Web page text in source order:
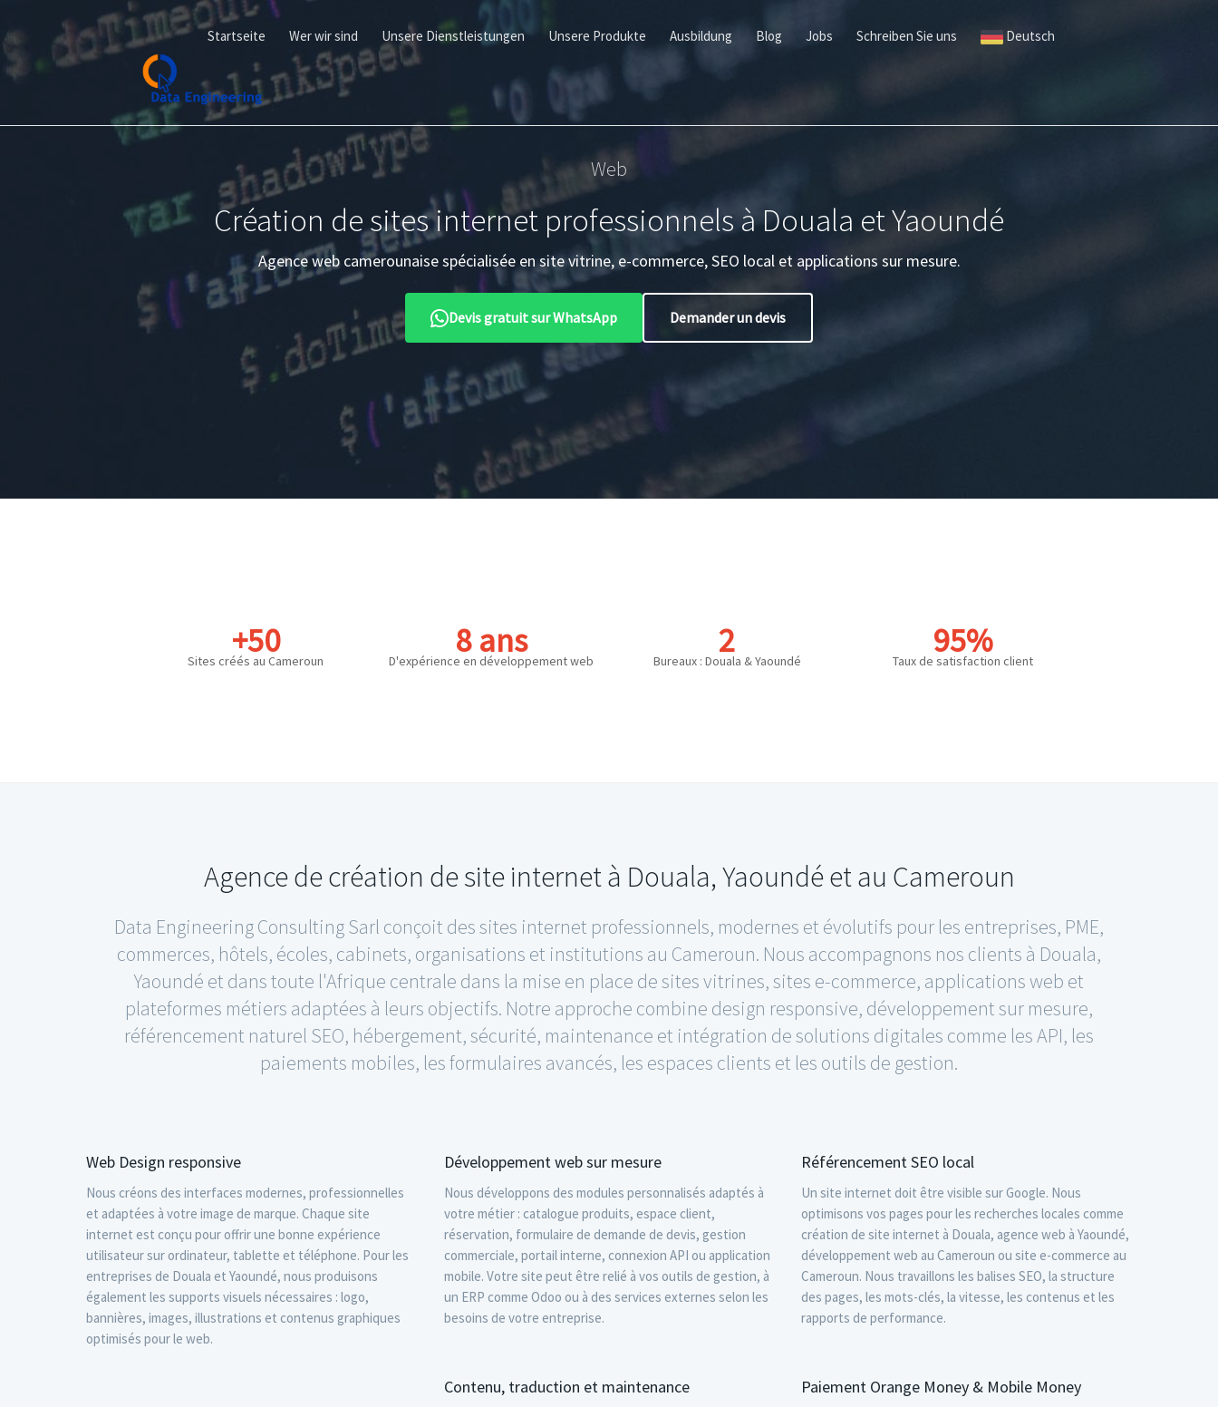
Startseite Wer wir sind Unsere Dienstleistungen Unsere Produkte Ausbildung Blog Jobs Schreiben Sie uns Deutsch
Web
Création de sites internet professionnels à Douala et Yaoundé
Agence web camerounaise spécialisée en site vitrine, e-commerce, SEO local et applications sur mesure.
Devis gratuit sur WhatsApp Demander un devis
+50
Sites créés au Cameroun 8 ans
D'expérience en développement web 2
Bureaux : Douala & Yaoundé 95%
Taux de satisfaction client
Agence de création de site internet à Douala, Yaoundé et au Cameroun
Data Engineering Consulting Sarl conçoit des sites internet professionnels, modernes et évolutifs pour les entreprises, PME,
commerces, hôtels, écoles, cabinets, organisations et institutions au Cameroun. Nous accompagnons nos clients à Douala,
Yaoundé et dans toute l'Afrique centrale dans la mise en place de sites vitrines, sites e-commerce, applications web et
plateformes métiers adaptées à leurs objectifs. Notre approche combine design responsive, développement sur mesure,
référencement naturel SEO, hébergement, sécurité, maintenance et intégration de solutions digitales comme les API, les
paiements mobiles, les formulaires avancés, les espaces clients et les outils de gestion.
Web Design responsive
Nous créons des interfaces modernes, professionnelles
et adaptées à votre image de marque. Chaque site
internet est conçu pour offrir une bonne expérience
utilisateur sur ordinateur, tablette et téléphone. Pour les
entreprises de Douala et Yaoundé, nous produisons
également les supports visuels nécessaires : logo,
bannières, images, illustrations et contenus graphiques
optimisés pour le web.
Développement web sur mesure
Nous développons des modules personnalisés adaptés à
votre métier : catalogue produits, espace client,
réservation, formulaire de demande de devis, gestion
commerciale, portail interne, connexion API ou application
mobile. Votre site peut être relié à vos outils de gestion, à
un ERP comme Odoo ou à des services externes selon les
besoins de votre entreprise.
Référencement SEO local
Un site internet doit être visible sur Google. Nous
optimisons vos pages pour les recherches locales comme
création de site internet à Douala, agence web à Yaoundé,
développement web au Cameroun ousite e-commerce au
Cameroun. Nous travaillons les balises SEO, la structure
des pages, les mots-clés, la vitesse, les contenus et les
rapports de performance.
Contenu, traduction et maintenance Paiement Orange Money & Mobile Money